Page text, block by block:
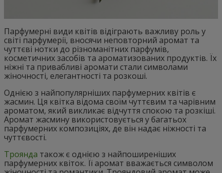
Парфумерні види квітів відіграють важливу роль у
світі парфумерії, вносячи неповторний аромат та
чуттєві нотки до різноманітних парфумів,
косметичних засобів та ароматизованих продуктів. Їх
ніжні та привабливі аромати стали символами
жіночності, елегантності та розкоші.
Однією з найпопулярніших парфумерних квітів є
жасмин. Ця квітка відома своїм чуттєвим та чарівним
ароматом, який викликає відчуття спокою та розкіші.
Аромат жасмину використовується у багатьох
парфумерних композиціях, де він надає ніжності та
чуттєвості.
Троянда також є однією з найпоширеніших
парфумерних квіток. Її аромат вважається символом